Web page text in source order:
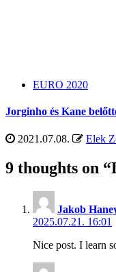
EURO 2020
Jorginho és Kane
2021.07.08. Elek
9 thoughts on “
Jakob
2025.07.21. 16:01
Nice post. I learn